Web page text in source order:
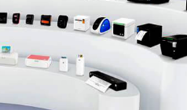
回收再利用服务
问题反馈&建议
图片展示
合作伙伴
汉印人文